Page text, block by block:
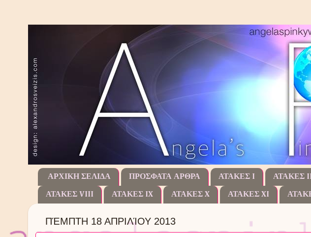
ΑΡΧΙΚΗ ΣΕΛΙΔΑ ΠΡΟΣΦΑΤΑ ΑΡΘΡΑ ΑΤΑΚΕΣ I ΑΤΑΚΕΣ
ΑΤΑΚΕΣ VIII ΑΤΑΚΕΣ IX ΑΤΑΚΕΣ X ΑΤΑΚΕΣ XI
ΠΈΜΠΤΗ 18 ΑΠΡΙΛΊΟΥ 2013